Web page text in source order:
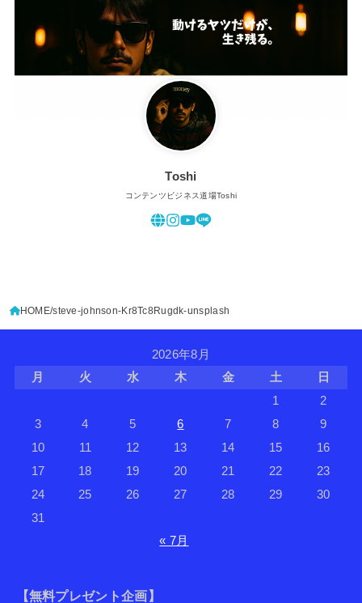
Toshi
コンテンツビジネス道場Toshi
HOME steve-johnson-Kr8Tc8Rugdk-unsplash
2026年8月
月
火 水 木 金 土
日
1
2
3
4 5 6 7 8
9
10
11 12 13 14 15
16
17
18 19 20 21 22
23
24
25 26 27 28 29
30
31
« 7月
【無料プレゼント企画】